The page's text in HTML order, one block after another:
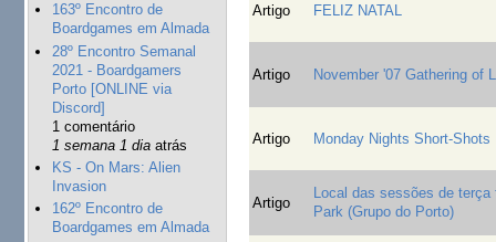
163º Encontro de
Boardgames em Almada
28º Encontro Semanal
2021 - Boardgamers
Porto [ONLINE via
Discord]
1 comentário
1 semana 1 diaatrás
KS - On Mars: Alien
Invasion
162º Encontro de
Boardgames em Almada
Artigo FELIZ NATAL
Artigo November '07 Gathering of
Artigo Monday Nights Short-Shots
Artigo
Local das sessões de
Park (Grupo do Porto)